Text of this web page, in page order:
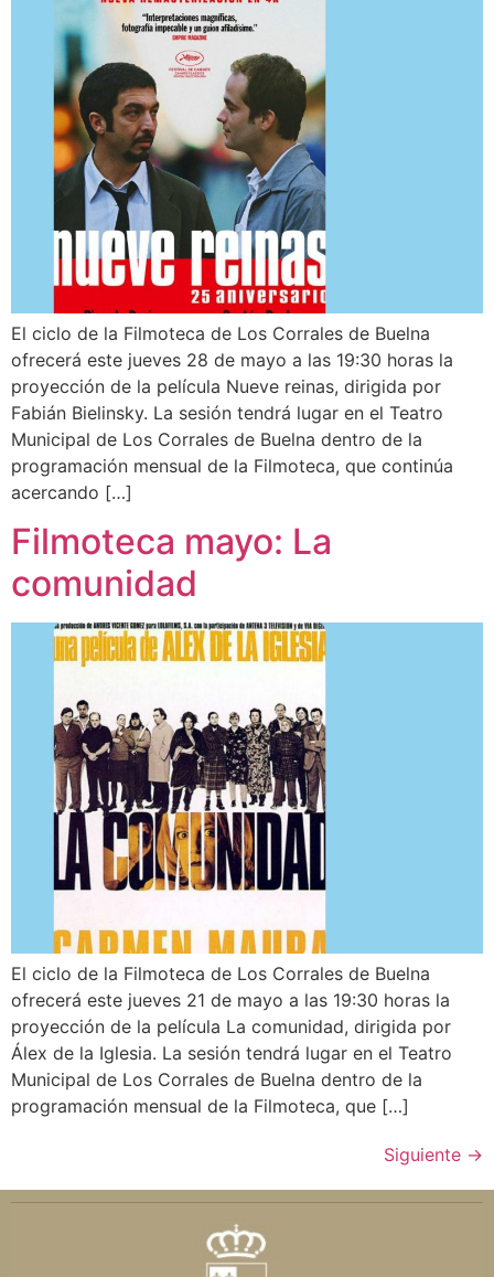
El ciclo de la Filmoteca de Los Corrales de Buelna
ofrecerá este jueves 28 de mayo a las 19:30 horas la
proyección de la película Nueve reinas, dirigida por
Fabián Bielinsky. La sesión tendrá lugar en el Teatro
Municipal de Los Corrales de Buelna dentro de la
programación mensual de la Filmoteca, que continúa
acercando […]
Filmoteca mayo: La
comunidad
El ciclo de la Filmoteca de Los Corrales de Buelna
ofrecerá este jueves 21 de mayo a las 19:30 horas la
proyección de la película La comunidad, dirigida por
Álex de la Iglesia. La sesión tendrá lugar en el Teatro
Municipal de Los Corrales de Buelna dentro de la
programación mensual de la Filmoteca, que […]
Siguiente →